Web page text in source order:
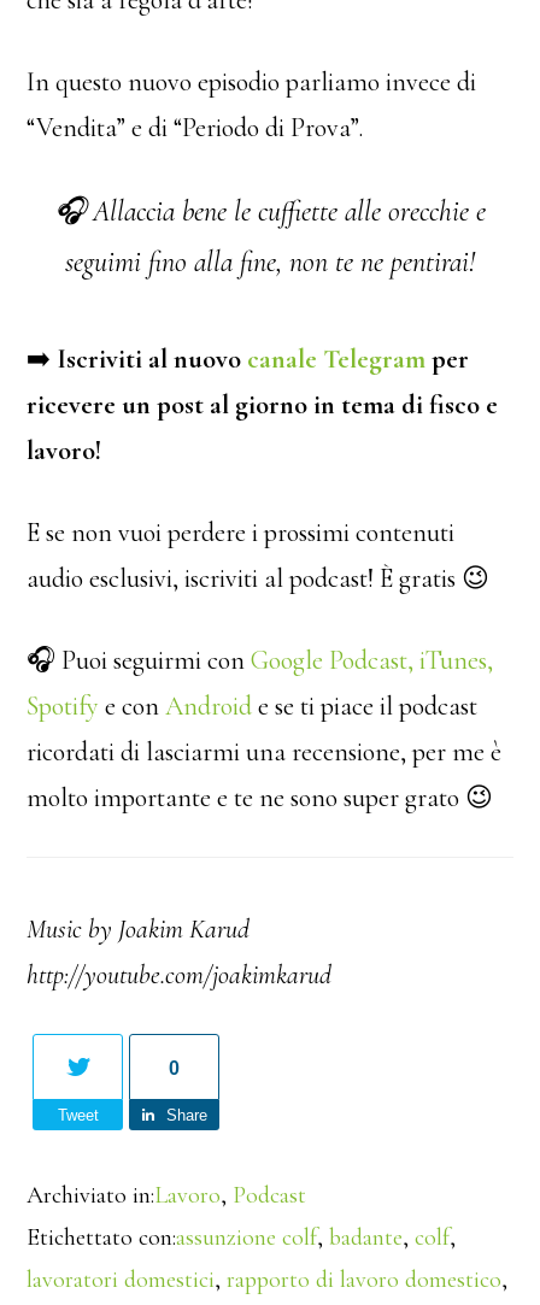
In questo nuovo episodio parliamo invece di
“Vendita” e di “Periodo di Prova”.
🎧 Allaccia bene le cuffiette alle orecchie e
seguimi fino alla fine, non te ne pentirai!
➡️ Iscriviti al nuovo canale Telegramper
ricevere un post al giorno in tema di fisco e
lavoro!
E se non vuoi perdere i prossimi contenuti
audio esclusivi, iscriviti al podcast! È gratis 😉
🎧 Puoi seguirmi conGoogle Podcast,iTunes,
Spotify e conAndroide se ti piace il podcast
ricordati di lasciarmi una recensione, per me è
molto importante e te ne sono super grato 😉
Music by Joakim Karud
http://youtube.com/joakimkarud
Tweet
0
Share
Archiviato in:Lavoro, Podcast
Etichettato con:assunzione colf,badante,colf,
lavoratori domestici,rapporto di lavoro domestico,